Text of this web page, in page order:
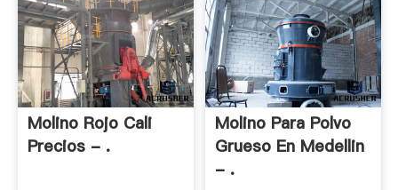
Molino Rojo Cali
Precios - .
Molino Para Polvo
Grueso En Medellin
- .